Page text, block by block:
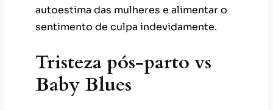
autoestima das mulheres e alimentar o
sentimento de culpa indevidamente.
Tristeza pós-parto vs
Baby Blues